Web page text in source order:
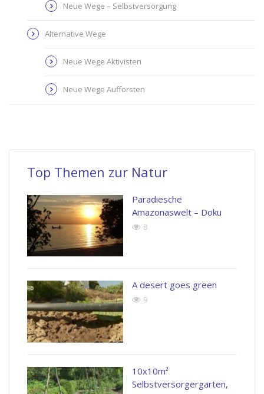
Neue Wege – Selbstversorgung
Alternative Wege
Neue Wege Aktivisten
Neue Wege Aufforsten
Top Themen zur Natur
Paradiesche
Amazonaswelt – Doku
8
A desert goes green
9
10x10m²
Selbstversorgergarten,